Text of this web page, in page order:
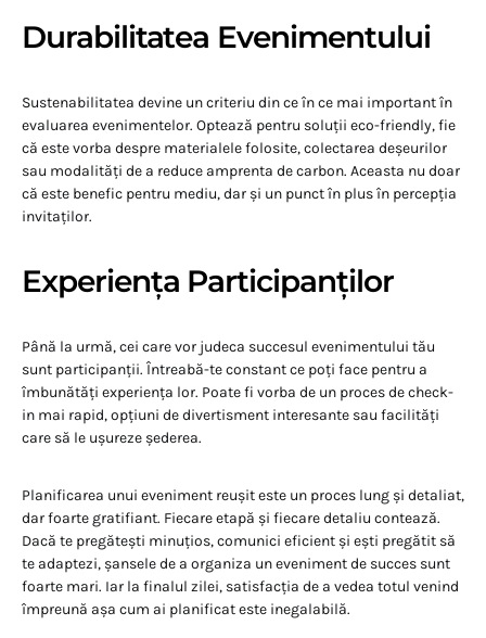
Durabilitatea Evenimentului
Sustenabilitatea devine un criteriu din ce în ce mai important în
evaluarea evenimentelor. Optează pentru soluții eco-friendly, fie
că este vorba despre materialele folosite, colectarea deșeurilor
sau modalități de a reduce amprenta de carbon. Aceasta nu doar
că este benefic pentru mediu, dar și un punct în plus în percepția
invitaților.
Experiența Participanților
Până la urmă, cei care vor judeca succesul evenimentului tău
sunt participanții. Întreabă-te constant ce poți face pentru a
îmbunătăți experiența lor. Poate fi vorba de un proces de check-
in mai rapid, opțiuni de divertisment interesante sau facilități
care să le ușureze șederea.
Planificarea unui eveniment reușit este un proces lung și detaliat,
dar foarte gratifiant. Fiecare etapă și fiecare detaliu contează.
Dacă te pregătești minuțios, comunici eficient și ești pregătit să
te adaptezi, șansele de a organiza un eveniment de succes sunt
foarte mari. Iar la finalul zilei, satisfacția de a vedea totul venind
împreună așa cum ai planificat este inegalabilă.